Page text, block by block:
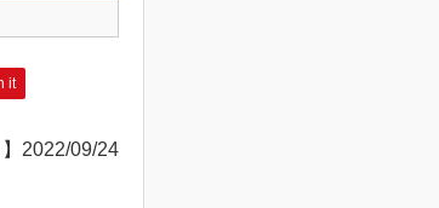
it
】2022/09/24